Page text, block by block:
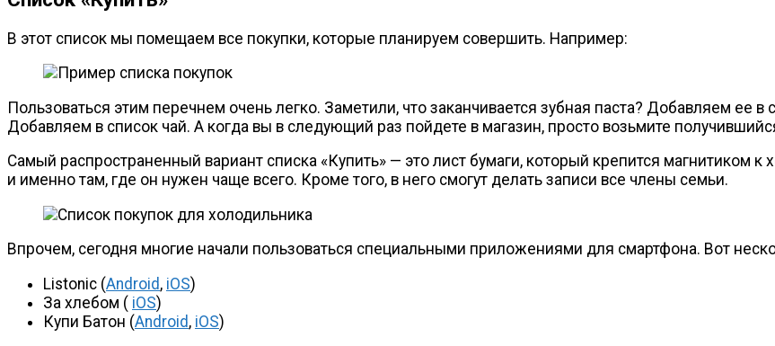
В этот список мы помещаем все покупки, которые планируем совершить. Например:
Пользоваться этим перечнем очень легко. Заметили, что заканчивается зубная паста? Добавляем ее
Добавляем в список чай. А когда вы в следующий раз пойдете в магазин, просто возьмите
Самый распространенный вариант списка «Купить» — это лист бумаги, который крепится магнитиком к
и именно там, где он нужен чаще всего. Кроме того, в него смогут делать записи все члены семьи.
Впрочем, сегодня многие начали пользоваться специальными приложениями для смартфона. Вот
Listonic (Android, iOS)
За хлебом ( iOS)
Купи Батон (Android, iOS)